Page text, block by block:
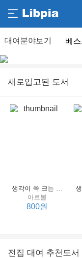
베스
새로입고된 도서
생각이 쑥 크는 세계 명작 4 : 언어 편
아르볼
800원
전집 대여 추천도서